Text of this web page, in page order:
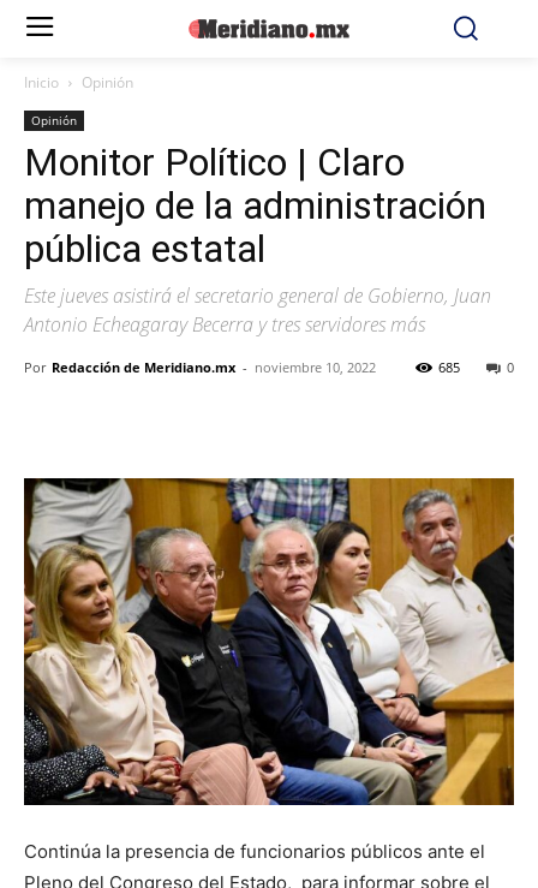
Inicio Opinión
Opinión
Monitor Político | Claro
manejo de la administración
pública estatal
Este jueves asistirá el secretario general de Gobierno, Juan
Antonio Echeagaray Becerra y tres servidores más
Por Redacción de Meridiano.mx - noviembre 10, 2022 0
685
Continúa la presencia de funcionarios públicos ante el
Pleno del Congreso del Estado, para informar sobre el